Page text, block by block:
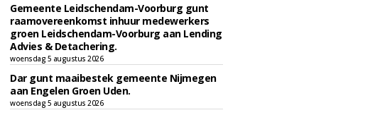
Gemeente Leidschendam-Voorburg gunt
raamovereenkomst inhuur medewerkers
groen Leidschendam-Voorburg aan Lending
Advies & Detachering.
woensdag 5 augustus 2026
Dar gunt maaibestek gemeente Nijmegen
aan Engelen Groen Uden.
woensdag 5 augustus 2026